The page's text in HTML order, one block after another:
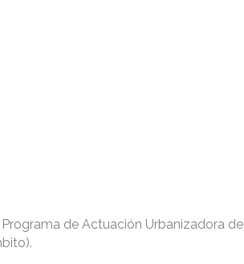
de Actuación Urbanizadora de